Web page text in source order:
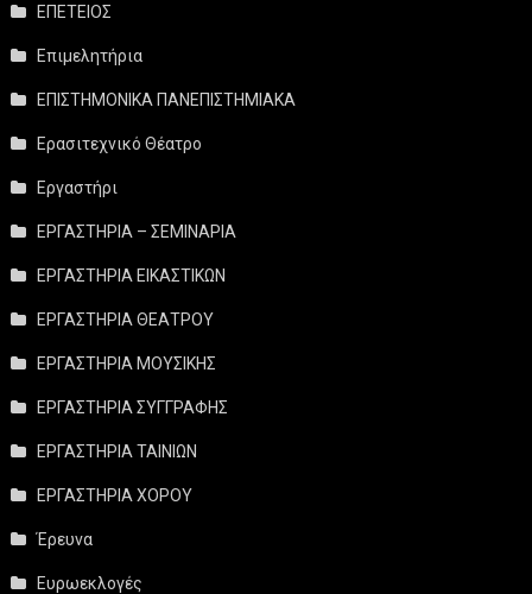
ΕΠΕΤΕΙΟΣ
Επιμελητήρια
ΕΠΙΣΤΗΜΟΝΙΚΑ ΠΑΝΕΠΙΣΤΗΜΙΑΚΑ
Ερασιτεχνικό Θέατρο
Εργαστήρι
ΕΡΓΑΣΤΗΡΙΑ – ΣΕΜΙΝΑΡΙΑ
ΕΡΓΑΣΤΗΡΙΑ ΕΙΚΑΣΤΙΚΩΝ
ΕΡΓΑΣΤΗΡΙΑ ΘΕΑΤΡΟΥ
ΕΡΓΑΣΤΗΡΙΑ ΜΟΥΣΙΚΗΣ
ΕΡΓΑΣΤΗΡΙΑ ΣΥΓΓΡΑΦΗΣ
ΕΡΓΑΣΤΗΡΙΑ ΤΑΙΝΙΩΝ
ΕΡΓΑΣΤΗΡΙΑ ΧΟΡΟΥ
Έρευνα
Ευρωεκλογές